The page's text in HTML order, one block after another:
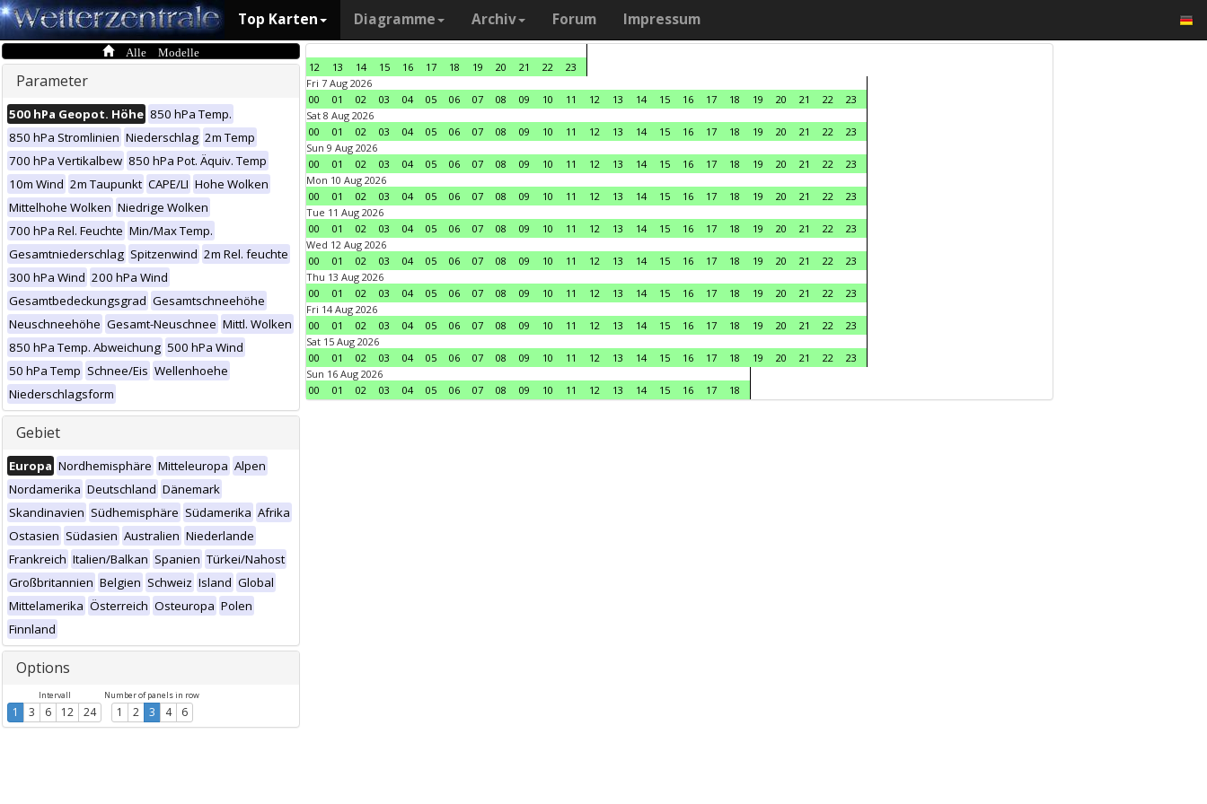
Top Karten Diagramme Archiv Forum Impressum
Alle Modelle
Parameter
500 hPa Geopot. Höhe 850 hPa Temp.
850 hPa Stromlinien Niederschlag 2m Temp
700 hPa Vertikalbew 850 hPa Pot. Äquiv. Temp
10m Wind 2m Taupunkt CAPE/LI Hohe Wolken
Mittelhohe Wolken Niedrige Wolken
700 hPa Rel. Feuchte Min/Max Temp.
Gesamtniederschlag Spitzenwind 2m Rel. feuchte
300 hPa Wind 200 hPa Wind
Gesamtbedeckungsgrad Gesamtschneehöhe
Neuschneehöhe Gesamt-Neuschnee Mittl. Wolken
850 hPa Temp. Abweichung 500 hPa Wind
50 hPa Temp Schnee/Eis Wellenhoehe
Niederschlagsform
Gebiet
Europa Nordhemisphäre Mitteleuropa Alpen
Nordamerika Deutschland Dänemark
Skandinavien Südhemisphäre Südamerika Afrika
Ostasien Südasien Australien Niederlande
Frankreich Italien/Balkan Spanien Türkei/Nahost
Großbritannien Belgien Schweiz Island Global
Mittelamerika Österreich Osteuropa Polen
Finnland
Options
Intervall
1 3 6 12 24
Number of panels in row
1 2 3 4 6
12 13 14 15 16 17 18 19 20 21 22
23
Fri 7 Aug 2026
00
01 02 03 04 05 06 07 08 09 10 11 12 13 14 15 16 17 18 19 20 21 22
23
Sat 8 Aug 2026
00
01 02 03 04 05 06 07 08 09 10 11 12 13 14 15 16 17 18 19 20 21 22
23
Sun 9 Aug 2026
00
01 02 03 04 05 06 07 08 09 10 11 12 13 14 15 16 17 18 19 20 21 22
23
Mon 10 Aug 2026
00
01 02 03 04 05 06 07 08 09 10 11 12 13 14 15 16 17 18 19 20 21 22
23
Tue 11 Aug 2026
00
01 02 03 04 05 06 07 08 09 10 11 12 13 14 15 16 17 18 19 20 21 22
23
Wed 12 Aug 2026
00
01 02 03 04 05 06 07 08 09 10 11 12 13 14 15 16 17 18 19 20 21 22
23
Thu 13 Aug 2026
00
01 02 03 04 05 06 07 08 09 10 11 12 13 14 15 16 17 18 19 20 21 22
23
Fri 14 Aug 2026
00
01 02 03 04 05 06 07 08 09 10 11 12 13 14 15 16 17 18 19 20 21 22
23
Sat 15 Aug 2026
00
01 02 03 04 05 06 07 08 09 10 11 12 13 14 15 16 17 18 19 20 21 22
23
Sun 16 Aug 2026
00
01 02 03 04 05 06 07 08 09 10 11 12 13 14 15 16 17 18